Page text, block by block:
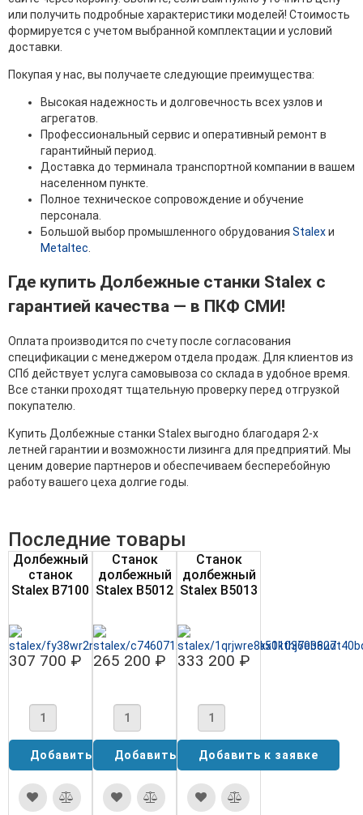
или получить подробные характеристики моделей! Стоимость
формируется с учетом выбранной комплектации и условий
доставки.
Покупая у нас, вы получаете следующие преимущества:
Высокая надежность и долговечность всех узлов и
агрегатов.
Профессиональный сервис и оперативный ремонт в
гарантийный период.
Доставка до терминала транспортной компании в вашем
населенном пункте.
Полное техническое сопровождение и обучение
персонала.
Большой выбор промышленного обрудования Stalexи
Metaltec
Где купить Долбежные станки Stalex с
гарантией качества — в ПКФ СМИ!
Оплата производится по счету после согласования
спецификации с менеджером отдела продаж. Для клиентов из
СПб действует услуга самовывоза со склада в удобное время.
Все станки проходят тщательную проверку перед отгрузкой
покупателю.
Купить Долбежные станки Stalex выгодно благодаря 2-х
летней гарантии и возможности лизинга для предприятий. Мы
ценим доверие партнеров и обеспечиваем бесперебойную
работу вашего цеха долгие годы.
Последние товары
Долбежный
станок
Stalex B7100
307 700 ₽
Станок
долбежный
Stalex B5012
265 200 ₽
Станок
долбежный
Stalex B5013
333 200 ₽